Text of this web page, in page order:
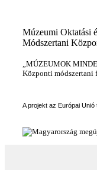
Múzeumi Oktatási
Módszertani
„MÚZEUMOK
Központi módszertani
A projekt az Európai